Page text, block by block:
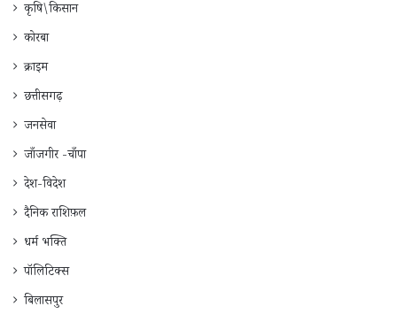
कृषि\किसान
कोरबा
क्राइम
छत्तीसगढ़
जनसेवा
जाँजगीर -चाँपा
देश-विदेश
दैनिक राशिफ़ल
धर्म भक्ति
पॉलिटिक्स
बिलासपुर